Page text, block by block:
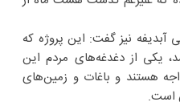
آبدیفه نیز گفت: این پروژه که
یکی از دغدغه‌های مردم این
هستند و باغات و زمین‌های
است.